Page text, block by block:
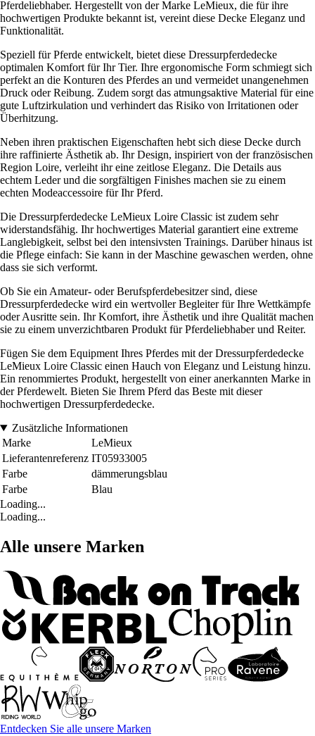
Pferdeliebhaber. Hergestellt von der Marke LeMieux, die für ihre
hochwertigen Produkte bekannt ist, vereint diese Decke Eleganz und
Funktionalität.
Speziell für Pferde entwickelt, bietet diese Dressurpferdedecke
optimalen Komfort für Ihr Tier. Ihre ergonomische Form schmiegt sich
perfekt an die Konturen des Pferdes an und vermeidet unangenehmen
Druck oder Reibung. Zudem sorgt das atmungsaktive Material für eine
gute Luftzirkulation und verhindert das Risiko von Irritationen oder
Überhitzung.
Neben ihren praktischen Eigenschaften hebt sich diese Decke durch
ihre raffinierte Ästhetik ab. Ihr Design, inspiriert von der französischen
Region Loire, verleiht ihr eine zeitlose Eleganz. Die Details aus
echtem Leder und die sorgfältigen Finishes machen sie zu einem
echten Modeaccessoire für Ihr Pferd.
Die Dressurpferdedecke LeMieux Loire Classic ist zudem sehr
widerstandsfähig. Ihr hochwertiges Material garantiert eine extreme
Langlebigkeit, selbst bei den intensivsten Trainings. Darüber hinaus ist
die Pflege einfach: Sie kann in der Maschine gewaschen werden, ohne
dass sie sich verformt.
Ob Sie ein Amateur- oder Berufspferdebesitzer sind, diese
Dressurpferdedecke wird ein wertvoller Begleiter für Ihre Wettkämpfe
oder Ausritte sein. Ihr Komfort, ihre Ästhetik und ihre Qualität machen
sie zu einem unverzichtbaren Produkt für Pferdeliebhaber und Reiter.
Fügen Sie dem Equipment Ihres Pferdes mit der Dressurpferdedecke
LeMieux Loire Classic einen Hauch von Eleganz und Leistung hinzu.
Ein renommiertes Produkt, hergestellt von einer anerkannten Marke in
der Pferdewelt. Bieten Sie Ihrem Pferd das Beste mit dieser
hochwertigen Dressurpferdedecke.
Zusätzliche Informationen
Marke
LeMieux
Lieferantenreferenz IT05933005
Farbe
dämmerungsblau
Farbe
Blau
Loading...
Loading...
Alle unsere Marken
Entdecken Sie alle unsere Marken